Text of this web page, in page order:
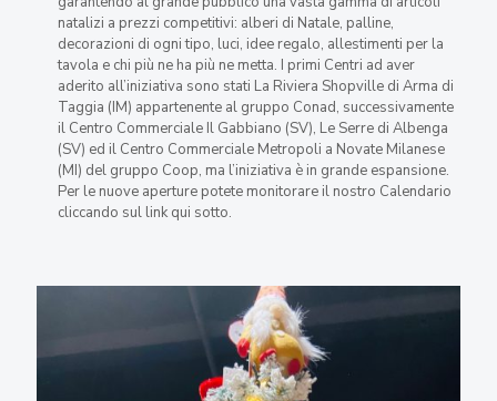
natalizi a prezzi competitivi: alberi di Natale, palline,
decorazioni di ogni tipo, luci, idee regalo, allestimenti per la
tavola e chi più ne ha più ne metta. I primi Centri ad aver
aderito all’iniziativa sono stati La Riviera Shopville di Arma di
Taggia (IM) appartenente al gruppo Conad, successivamente
il Centro Commerciale Il Gabbiano (SV), Le Serre di Albenga
(SV) ed il Centro Commerciale Metropoli a Novate Milanese
(MI) del gruppo Coop, ma l’iniziativa è in grande espansione.
Per le nuove aperture potete monitorare il nostro Calendario
cliccando sul link qui sotto.